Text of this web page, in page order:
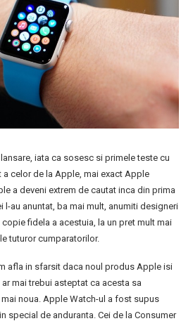
iata ca sosesc si primele teste cu
celor de la Apple, mai exact Apple
a deveni extrem de cautat inca din prima
l-au anuntat, ba mai mult, anumiti designeri
fidela a acestuia, la un pret mult mai
tuturor cumparatorilor.
afla in sfarsit daca noul produs Apple isi
mai trebui asteptat ca acesta sa
noua. Apple Watch-ul a fost supus
special de anduranta. Cei de la Consumer